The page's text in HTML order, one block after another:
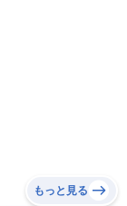
もっと見る